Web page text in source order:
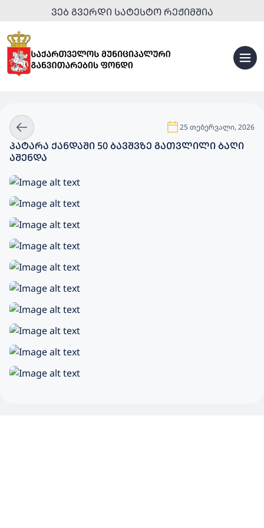
ᲕᲔᲑ ᲒᲕᲔᲠᲓᲘ ᲡᲐᲢᲔᲡᲢᲝ ᲠᲔᲟᲘᲛᲨᲘᲐ
25 თებერვალი, 2026
ᲞᲐᲢᲐᲠᲐ ᲥᲐᲜᲓᲐᲨᲘ 50 ᲑᲐᲕᲨᲕᲖᲔ ᲒᲐᲗᲕᲚᲘᲚᲘ ᲑᲐᲦᲘ
ᲐᲨᲔᲜᲓᲐ